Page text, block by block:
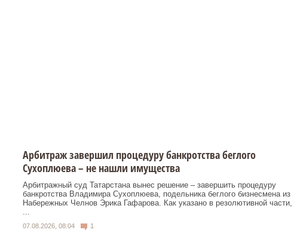
Арбитраж завершил процедуру банкротства беглого
Сухоплюева – не нашли имущества
Арбитражный суд Татарстана вынес решение – завершить процедуру
банкротства Владимира Сухоплюева, подельника беглого бизнесмена из
Набережных Челнов Эрика Гафарова. Как указано в резолютивной части,
...
07.08.2026, 08:04 1